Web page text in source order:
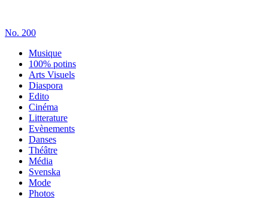
No. 200
Musique
100% potins
Arts Visuels
Diaspora
Edito
Cinéma
Litterature
Evènements
Danses
Théâtre
Média
Svenska
Mode
Photos